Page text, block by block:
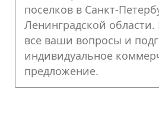
поселков в Санкт-
Ленинградской
все ваши вопросы и
индивидуальное
предложение.